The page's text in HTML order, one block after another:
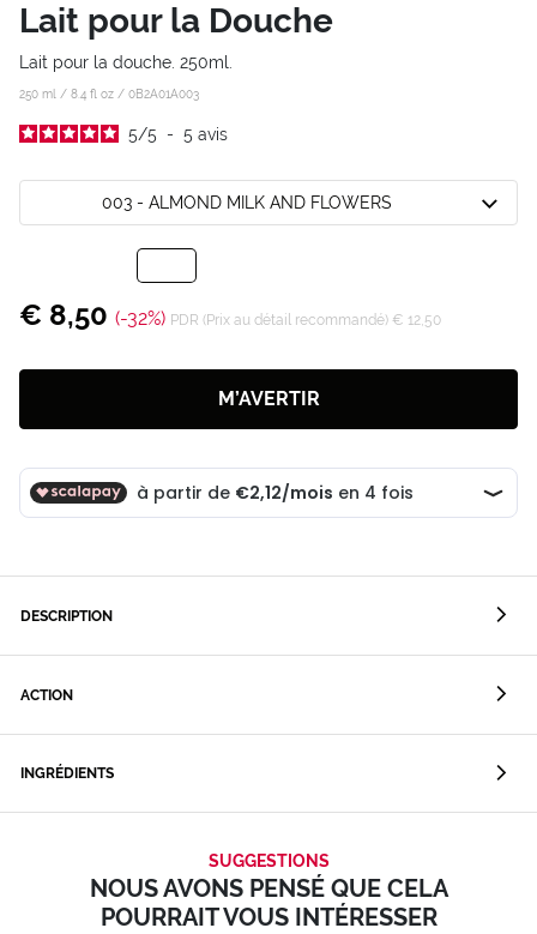
Lait pour la Douche
Lait pour la douche. 250ml.
250 ml / 8.4 fl oz / 0B2A01A003
5/5 - 5 avis
003 - ALMOND MILK AND FLOWERS
€ 8,50 (-32%) PDR (Prix au détail recommandé) € 12,50
M’AVERTIR
DESCRIPTION
ACTION
INGRÉDIENTS
SUGGESTIONS
NOUS AVONS PENSÉ QUE CELA
POURRAIT VOUS INTÉRESSER